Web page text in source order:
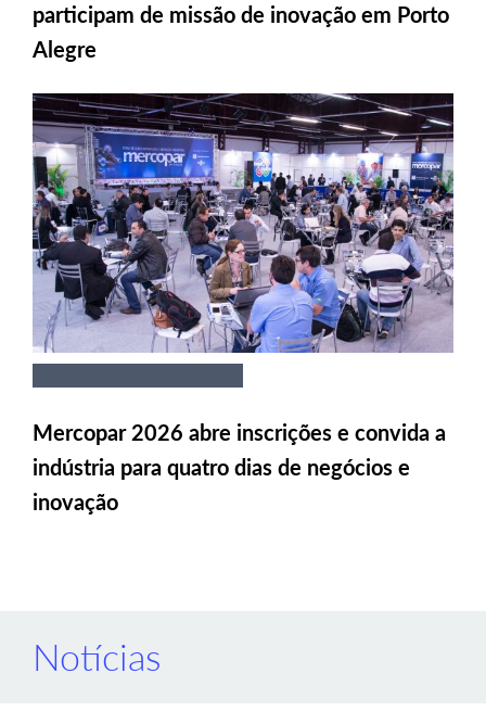
participam de missão de inovação em Porto
Alegre
Mercopar 2026 abre inscrições e convida a
indústria para quatro dias de negócios e
inovação
Notícias